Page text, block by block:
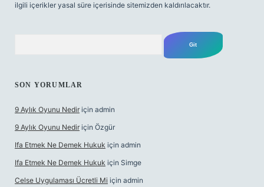
ilgili içerikler yasal süre içerisinde sitemizden kaldırılacaktır.
SON YORUMLAR
9 Aylık Oyunu Nedir için admin
9 Aylık Oyunu Nedir için Özgür
Ifa Etmek Ne Demek Hukuk için admin
Ifa Etmek Ne Demek Hukuk için Simge
Celse Uygulaması Ücretli Mi için admin